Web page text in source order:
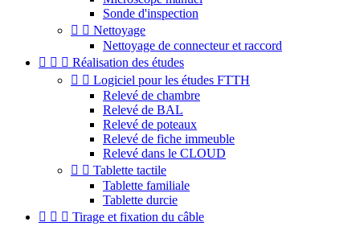
Sonde d'inspection
  Nettoyage
Nettoyage de connecteur et raccord
   Réalisation des études
  Logiciel pour les études FTTH
Relevé de chambre
Relevé de BAL
Relevé de poteaux
Relevé de fiche immeuble
Relevé dans le CLOUD
  Tablette tactile
Tablette familiale
Tablette durcie
   Tirage et fixation du câble